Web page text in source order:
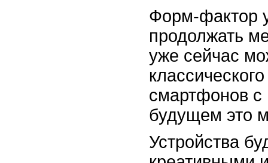
Форм-фактор
продолжать
уже сейчас
смартфонов с
будущем это
Устройства